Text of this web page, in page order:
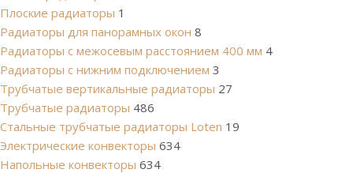
Плоские радиаторы 1
Радиаторы для панорамных окон 8
Радиаторы с межосевым расстоянием 400 мм 4
Радиаторы с нижним подключением 3
Трубчатые вертикальные радиаторы 27
Трубчатые радиаторы 486
Cтальные трубчатые радиаторы Loten 19
Электрические конвекторы 634
Напольные конвекторы 634